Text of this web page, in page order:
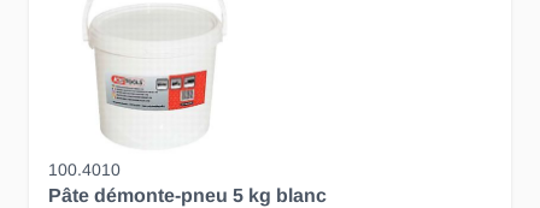
100.4010
Pâte démonte-pneu 5 kg blanc